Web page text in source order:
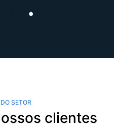
SETOR
clientes